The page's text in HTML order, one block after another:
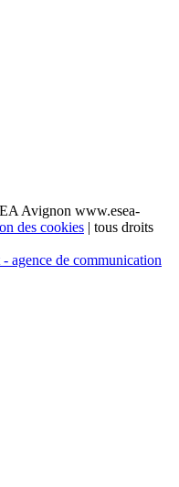
Avignon www.esea-
des cookies | tous droits
agence de communication